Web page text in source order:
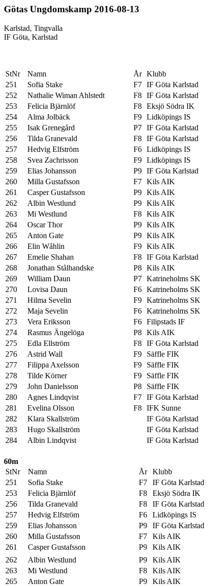
Götas Ungdomskamp 2016-08-13
Karlstad, Tingvalla
IF Göta, Karlstad
StNr Namn År Klubb
251
Sofia Stake F7 IF Göta Karlstad
252
Nathalie Wiman Ahlstedt F8 IF Göta Karlstad
253
Felicia Bjärnlöf F8 Eksjö Södra IK
254
Alma Jolbäck F9 Lidköpings IS
255
Isak Grenegård P7 IF Göta Karlstad
256
Tilda Granevald F8 IF Göta Karlstad
257
Hedvig Elfström F6 Lidköpings IS
258
Svea Zachrisson F9 Lidköpings IS
259
Elias Johansson P9 IF Göta Karlstad
260
Milla Gustafsson F7 Kils AIK
261
Casper Gustafsson P9 Kils AIK
262
Albin Westlund P9 Kils AIK
263
Mi Westlund F8 Kils AIK
264
Oscar Thor P9 Kils AIK
265
Anton Gate P9 Kils AIK
266
Elin Wåhlin F9 Kils AIK
267
Emelie Shahan F8 IF Göta Karlstad
268
Jonathan Stålhandske P8 Kils AIK
269
William Daun P7 Katrineholms SK
270
Lovisa Daun F6 Katrineholms SK
271
Hilma Sevelin F9 Katrineholms SK
272
Maja Sevelin F6 Katrineholms SK
273
Vera Eriksson F6 Filipstads IF
274
Rasmus Ängelöga P8 Kils AIK
275
Edla Ellström F8 IF Göta Karlstad
276
Astrid Wall F9
Säffle FIK
277
Filippa Axelsson F9
Säffle FIK
278
Tilde Körner F9
Säffle FIK
279
John Danielsson P8
Säffle FIK
280
Agnes Lindqvist F7 IF Göta Karlstad
281
Evelina Olsson F8 IFK Sunne
282
Klara Skallström
IF Göta Karlstad
283
Hugo Skallström
IF Göta Karlstad
284
Albin Lindqvist IF Göta Karlstad
60m
StNr
Namn År
Klubb
251
Sofia Stake F7
IF Göta Karlstad
253
Felicia Bjärnlöf F8
Eksjö Södra IK
256
Tilda Granevald F8
IF Göta Karlstad
257
Hedvig Elfström F6
Lidköpings IS
259
Elias Johansson P9
IF Göta Karlstad
260
Milla Gustafsson F7
Kils AIK
261
Casper Gustafsson P9
Kils AIK
262
Albin Westlund P9
Kils AIK
263
Mi Westlund F8
Kils AIK
265
Anton Gate P9
Kils AIK